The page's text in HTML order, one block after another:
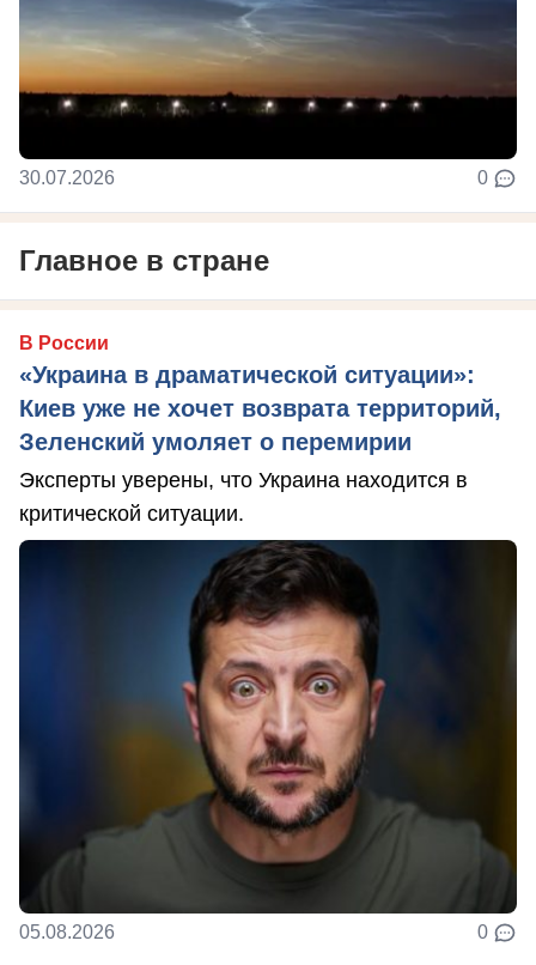
30.07.2026 0
Главное в стране
В России
«Украина в драматической ситуации»:
Киев уже не хочет возврата территорий,
Зеленский умоляет о перемирии
Эксперты уверены, что Украина находится в
критической ситуации.
05.08.2026 0